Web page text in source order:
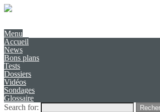
Menu
Accueil
News
Bons plans
Tests
Dossiers
Vidéos
Sondages
Glossaire
Search for: